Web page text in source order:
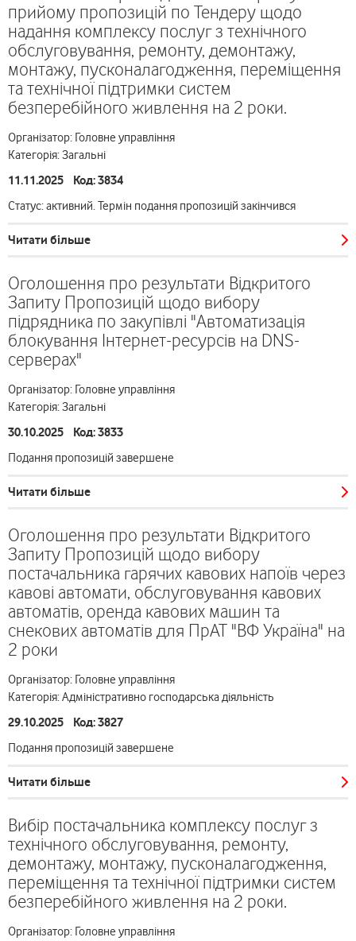
прийому пропозицій по Тендеру щодо
надання комплексу послуг з технічного
обслуговування, ремонту, демонтажу,
монтажу, пусконалагодження, переміщення
та технічної підтримки систем
безперебійного живлення на 2 роки.
Організатор: Головне управління
Категорія: Загальні
11.11.2025 Код: 3834
Статус: активний. Термін подання пропозицій закінчився
Читати більше
Оголошення про результати Відкритого
Запиту Пропозицій щодо вибору
підрядника по закупівлі "Автоматизація
блокування Інтернет-ресурсів на DNS-
серверах"
Організатор: Головне управління
Категорія: Загальні
30.10.2025 Код: 3833
Подання пропозицій завершене
Читати більше
Оголошення про результати Відкритого
Запиту Пропозицій щодо вибору
постачальника гарячих кавових напоїв через
кавові автомати, обслуговування кавових
автоматів, оренда кавових машин та
снекових автоматів для ПрАТ "ВФ Україна" на
2 роки
Організатор: Головне управління
Категорія: Адміністративно господарська діяльність
29.10.2025 Код: 3827
Подання пропозицій завершене
Читати більше
Вибір постачальника комплексу послуг з
технічного обслуговування, ремонту,
демонтажу, монтажу, пусконалагодження,
переміщення та технічної підтримки систем
безперебійного живлення на 2 роки.
Організатор: Головне управління